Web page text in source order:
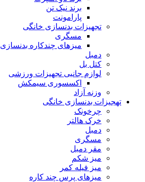
برند نیک تن
پارامونت
تجهیزات بدنسازی خانگی
مسگری
میزهای چندکاره بدنسازی
دمبل
کتل بل
لوازم جانبی تجهیزات ورزشی
اکسسوری سیمکش
وزنه آزاد
تهجیزات بدنسازی خانگی
چرخونک
خرک هالتر
دمبل
مسگری
مقر دمبل
میز شکم
میز فیله کمر
میزهای پرس چند کاره